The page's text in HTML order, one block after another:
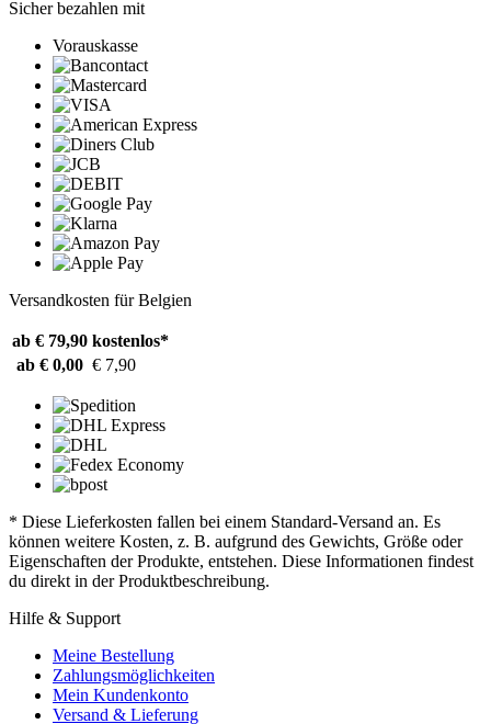
Sicher bezahlen mit
Vorauskasse
Versandkosten für Belgien
ab € 79,90 kostenlos*
ab € 0,00 € 7,90
* Diese Lieferkosten fallen bei einem Standard-Versand an. Es
können weitere Kosten, z. B. aufgrund des Gewichts, Größe oder
Eigenschaften der Produkte, entstehen. Diese Informationen findest
du direkt in der Produktbeschreibung.
Hilfe & Support
Meine Bestellung
Zahlungsmöglichkeiten
Mein Kundenkonto
Versand & Lieferung